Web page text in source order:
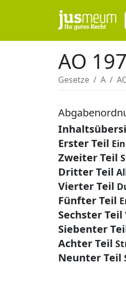
AO
Gesetze A
Erster Teil
Zweiter Teil
Dritter Teil
Vierter Teil
Fünfter Teil
Sechster Teil
Siebenter
Achter Teil
Neunter Teil